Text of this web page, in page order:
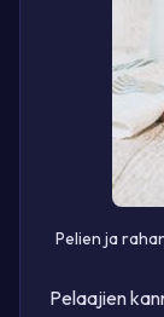
Pelien ja
Pelaajien